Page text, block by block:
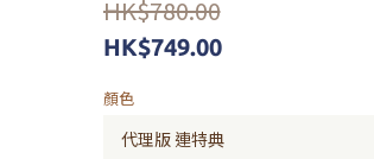
HK$780.00
HK$749.00
顏色